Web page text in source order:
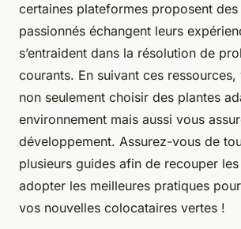
certaines plateformes proposent
passionnés échangent leurs
s’entraident dans la résolution de
courants. En suivant ces
non seulement choisir des plantes
environnement mais aussi vous
développement. Assurez-vous de
plusieurs guides afin de recouper
adopter les meilleures pratiques
vos nouvelles colocataires vertes !